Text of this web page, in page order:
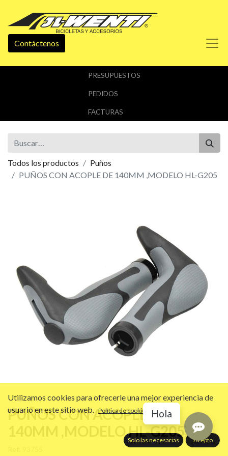
Contáctenos
PRESUPUESTOS
PEDIDOS
FACTURAS
Todos los productos
Puños
PUÑOS CON ACOPLE DE 140MM ,MODELO HL-G205
PUÑOS CON ACOPLE DE
140MM ,MODELO HL-G205
Utilizamos cookies para ofrecerle una mejor experiencia de
usuario en este sitio web. Política de cookies
Solo las necesarias Acepto
Hola